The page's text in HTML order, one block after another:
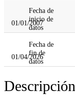
Fecha de
inicio de
datos
01/01/2007
Fecha de
fin de
datos
01/04/2026
Descripción